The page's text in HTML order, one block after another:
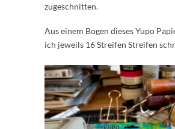
zugeschnitten.
Aus einem Bogen dieses Yupo
ich jeweils 16 Streifen Streifen